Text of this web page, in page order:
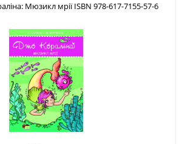
Мюзикл мрії ISBN 978-617-7155-57-6